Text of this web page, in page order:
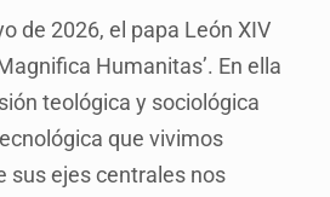
de 2026, el papa León XIV
Humanitas’. En ella
teológica y sociológica
que vivimos
sus ejes centrales nos